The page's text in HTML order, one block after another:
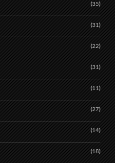
(35)
(31)
(22)
(31)
(11)
(27)
(14)
(18)